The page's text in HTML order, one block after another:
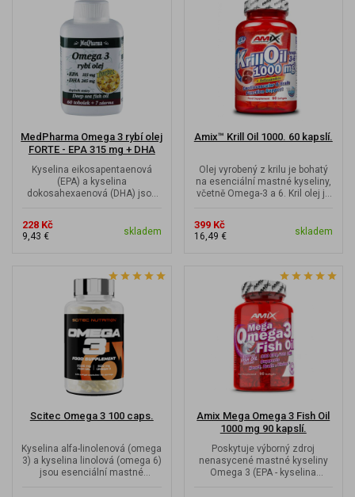
MedPharma Omega 3 rybí olej
FORTE - EPA 315 mg + DHA
Kyselina eikosapentaenová
(EPA) a kyselina
dokosahexaenová (DHA) jsou
228 Kč
9,43 € skladem
Amix™ Krill Oil 1000. 60 kapslí.
Olej vyrobený z krilu je bohatý
na esenciální mastné kyseliny,
včetně Omega-3 a 6. Kril olej je
399 Kč
16,49 € skladem
Scitec Omega 3 100 caps.
Kyselina alfa-linolenová (omega
3) a kyselina linolová (omega 6)
jsou esenciální mastné
Amix Mega Omega 3 Fish Oil
1000 mg 90 kapslí.
Poskytuje výborný zdroj
nenasycené mastné kyseliny
Omega 3 (EPA - kyselina